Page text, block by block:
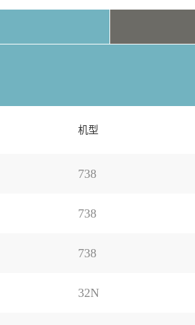
机型
738
738
738
32N